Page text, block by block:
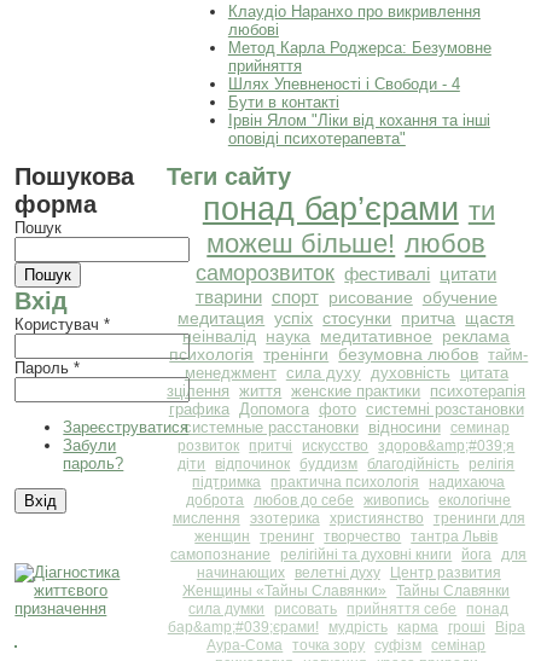
Клаудіо Наранхо про викривлення
любові
Метод Карла Роджерса: Безумовне
прийняття
Шлях Упевненості і Свободи - 4
Бути в контакті
Ірвін Ялом "Ліки від кохання та інші
оповіді психотерапевта"
Пошукова
форма
Пошук
Вхід
Користувач*
Пароль*
Зареєструватися
Забули
пароль?
Теги сайту
понад бар’єрами ти
можеш більше! любов
саморозвиток фестивалі цитати
тварини спорт рисование обучение
медитация успіх стосунки притча щастя
неінвалід наука медитативное
реклама
психологія
тренінги безумовна любов тайм-
менеджмент сила духу духовність
цитата
зцілення
життя женские практики психотерапія
графика
Допомога фото системні розстановки
системные расстановки
відносини семинар
розвиток
притчі искусство
здоров&amp;#039;я
діти
відпочинок буддизм благодійність
релігія
підтримка
практична психологія
надихаюча
доброта любов до себе живопись екологічне
мислення
эзотерика християнство
тренинги для
женщин
тренинг творчество
тантра Львів
самопознание
релігійні та духовні книги йога для
начинающих
велетні духу
Центр развития
Женщины «Тайны Славянки»
Тайны Славянки
сила думки
рисовать прийняття себе
понад
бар&amp;#039;єрами!
мудрість карма гроші
Віра
Аура-Сома точка зору суфізм семінар